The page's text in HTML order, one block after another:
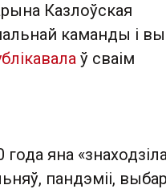
Казлоўская
каманды і
ў сваім
яна
пандэміі,